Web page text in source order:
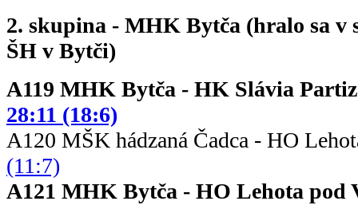
2. skupina - MHK Bytča (hralo sa v
ŠH v Bytči)
A119 MHK Bytča - HK
28:11 (18:6)
A120 MŠK hádzaná Čadca - HO
(11:7)
A121 MHK Bytča - HO Lehota